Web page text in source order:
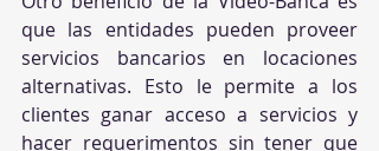
que las entidades pueden proveer
servicios bancarios en locaciones
alternativas. Esto le permite a los
clientes ganar acceso a servicios y
hacer requerimentos sin tener que